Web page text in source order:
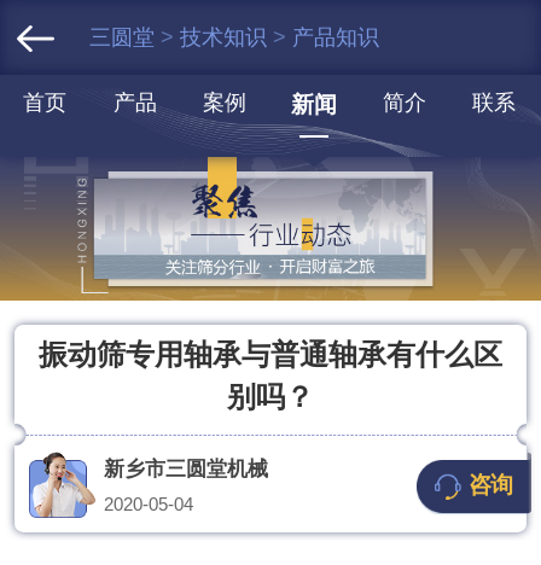
三圆堂 > 技术知识 > 产品知识
首页 产品 案例 新闻 简介 联系
振动筛专用轴承与普通轴承有什么区
别吗？
新乡市三圆堂机械
2020-05-04
咨询